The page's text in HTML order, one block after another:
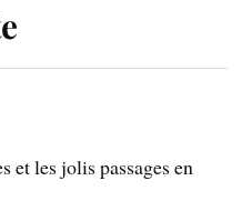
et les jolis passages en